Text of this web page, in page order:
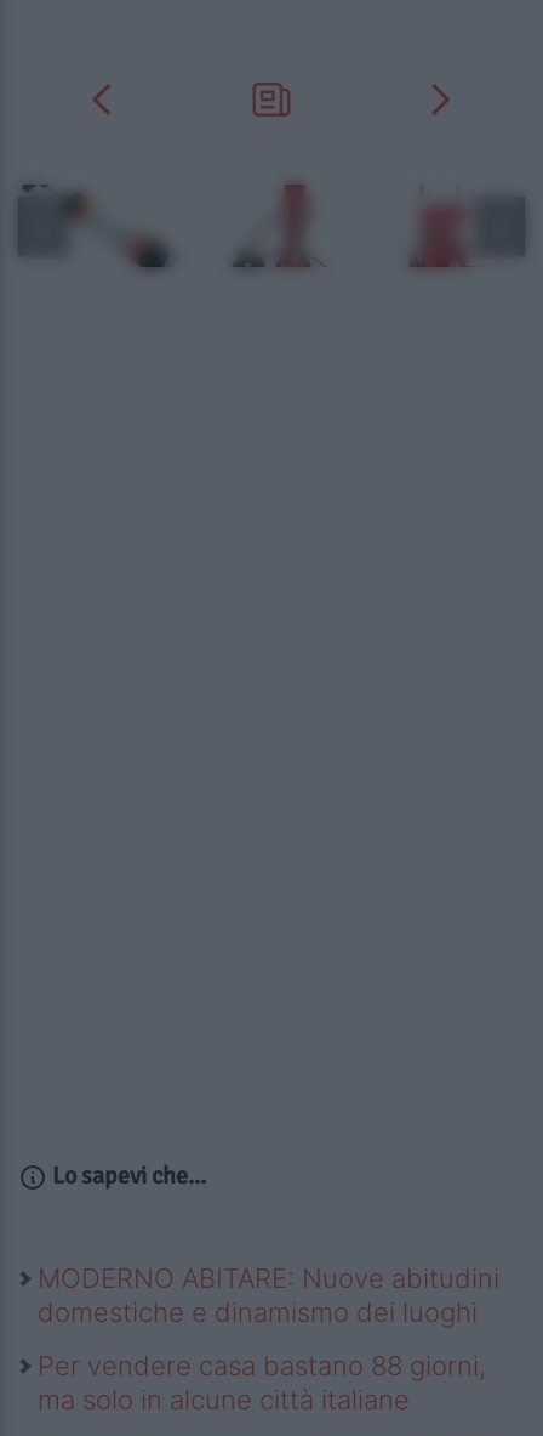
Lo sapevi che...
MODERNO ABITARE: Nuove abitudini
domestiche e dinamismo dei luoghi
Per vendere casa bastano 88 giorni,
ma solo in alcune città italiane